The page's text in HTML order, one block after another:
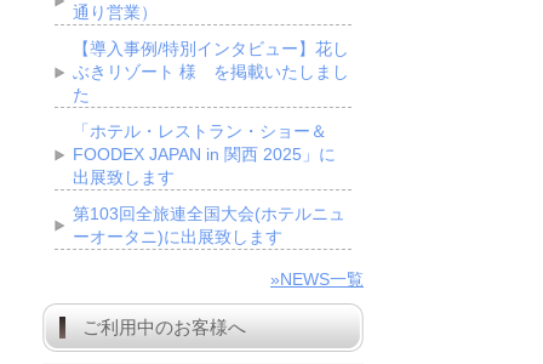
通り営業）
【導入事例/特別インタビュー】花し
ぶきリゾート 様 を掲載いたしまし
た
「ホテル・レストラン・ショー＆
FOODEX JAPAN in 関西 2025」に
出展致します
第103回全旅連全国大会(ホテルニュ
ーオータニ)に出展致します
»NEWS一覧
ご利用中のお客様へ